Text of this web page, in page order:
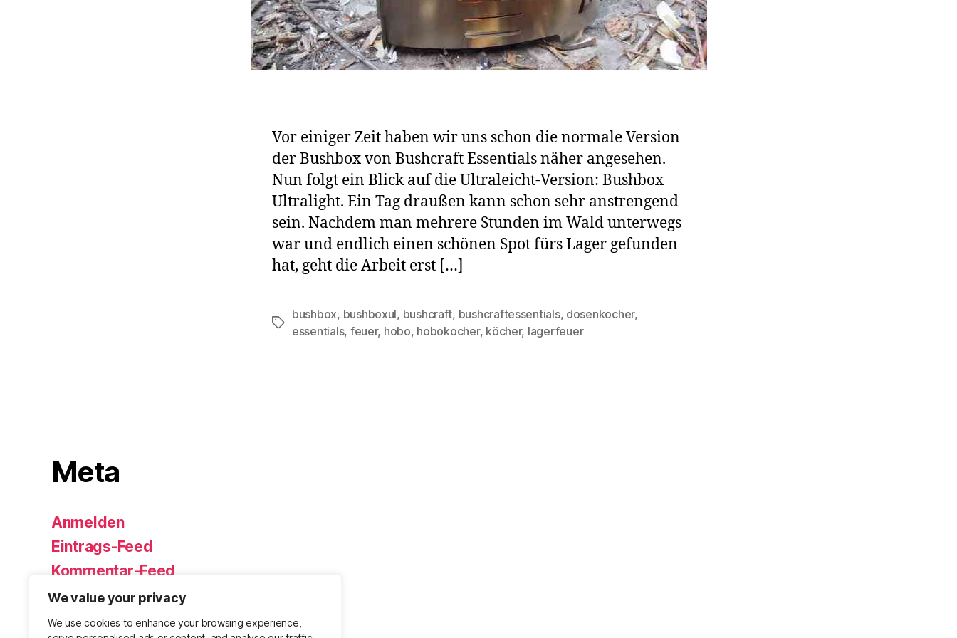
We value your privacy
We use cookies to enhance your browsing experience,
Vor einiger Zeit haben wir uns schon die normale Version
der Bushbox von Bushcraft Essentials näher angesehen.
Nun folgt ein Blick auf die Ultraleicht-Version: Bushbox
Ultralight. Ein Tag draußen kann schon sehr anstrengend
sein. Nachdem man mehrere Stunden im Wald unterwegs
war und endlich einen schönen Spot fürs Lager gefunden
hat, geht die Arbeit erst […]
Schlagwörter
bushbox, bushboxul, bushcraft, bushcraftessentials, dosenkocher,
essentials, feuer, hobo, hobokocher, köcher, lagerfeuer
Meta
Anmelden
Eintrags-Feed
Kommentar-Feed
WordPress.org